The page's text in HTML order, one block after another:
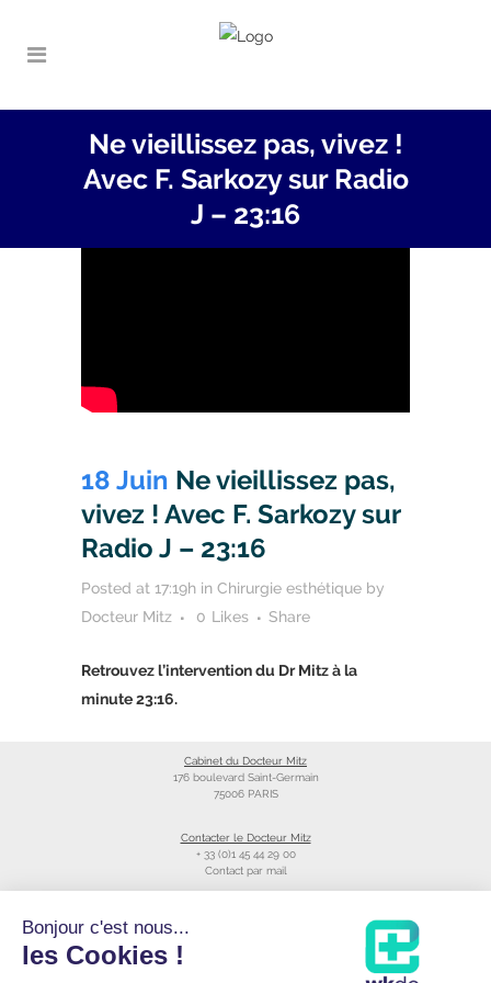
Ne vieillissez pas, vivez !
Avec F. Sarkozy sur Radio
J – 23:16
18 Juin Ne vieillissez pas,
vivez ! Avec F. Sarkozy sur
Radio J – 23:16
Posted at 17:19h in Chirurgie esthétique by
Docteur Mitz
0 Likes Share
Retrouvez l’intervention du Dr Mitz à la
minute 23:16.
Cabinet du Docteur Mitz
176 boulevard Saint-Germain
75006 PARIS
Contacter le Docteur Mitz
+ 33 (0)1 45 44 29 00
Contact par mail
Bonjour c'est nous...
les Cookies !